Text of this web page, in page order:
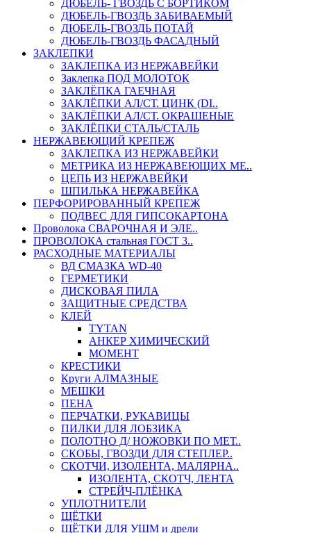
ДЮБЕЛЬ- ГВОЗДЬ С БОРТИКОМ
ДЮБЕЛЬ-ГВОЗДЬ ЗАБИВАЕМЫЙ
ДЮБЕЛЬ-ГВОЗДЬ ПОТАЙ
ДЮБЕЛЬ-ГВОЗДЬ ФАСАДНЫЙ
ЗАКЛЕПКИ
ЗАКЛЕПКА ИЗ НЕРЖАВЕЙКИ
Заклепка ПОД МОЛОТОК
ЗАКЛЁПКА ГАЕЧНАЯ
ЗАКЛЁПКИ АЛ/СТ. ЦИНК (DI..
ЗАКЛЁПКИ АЛ/СТ. ОКРАШЕНЫЕ
ЗАКЛЁПКИ СТАЛЬ/СТАЛЬ
НЕРЖАВЕЮЩИЙ КРЕПЕЖ
ЗАКЛЕПКА ИЗ НЕРЖАВЕЙКИ
МЕТРИКА ИЗ НЕРЖАВЕЮЩИХ МЕ..
ЦЕПЬ ИЗ НЕРЖАВЕЙКИ
ШПИЛЬКА НЕРЖАВЕЙКА
ПЕРФОРИРОВАННЫЙ КРЕПЕЖ
ПОДВЕС ДЛЯ ГИПСОКАРТОНА
Проволока СВАРОЧНАЯ И ЭЛЕ..
ПРОВОЛОКА стальная ГОСТ 3..
РАСХОДНЫЕ МАТЕРИАЛЫ
ВД СМАЗКА WD-40
ГЕРМЕТИКИ
ДИСКОВАЯ ПИЛА
ЗАЩИТНЫЕ СРЕДСТВА
КЛЕЙ
TYTAN
АНКЕР ХИМИЧЕСКИЙ
МОМЕНТ
КРЕСТИКИ
Круги АЛМАЗНЫЕ
МЕШКИ
ПЕНА
ПЕРЧАТКИ, РУКАВИЦЫ
ПИЛКИ ДЛЯ ЛОБЗИКА
ПОЛОТНО Д/ НОЖОВКИ ПО МЕТ..
СКОБЫ, ГВОЗДИ ДЛЯ СТЕПЛЕР..
СКОТЧИ, ИЗОЛЕНТА, МАЛЯРНА..
ИЗОЛЕНТА, СКОТЧ, ЛЕНТА
СТРЕЙЧ-ПЛЁНКА
УПЛОТНИТЕЛИ
ЩЁТКИ
ЩЁТКИ ДЛЯ УШМ и дрели